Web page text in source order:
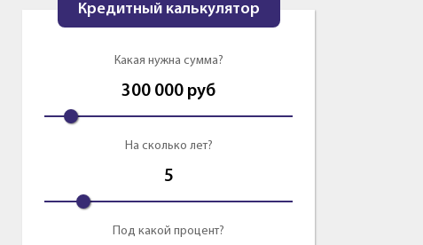
Кредитный калькулятор
Какая нужна сумма?
300 000 руб
На сколько лет?
5
Под какой процент?